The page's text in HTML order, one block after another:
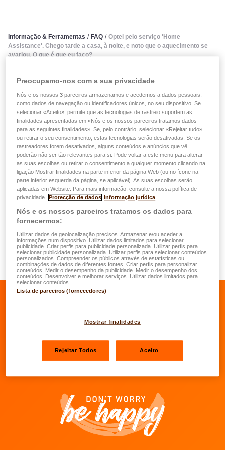
Informação & Ferramentas / FAQ / Optei pelo serviço 'Home
Assistance'. Chego tarde a casa, à noite, e noto que o aquecimento se
avariou. O que é que eu faço?
Optei pelo serviço 'Home
Assistance'. Chego tarde a
casa, à noite, e noto que o
aquecimento se avariou. O
que é que eu faço?
Em caso de emergência ou avaria, ligue para o número do
cartão de assistência que recebeu com o seu contrato. O
seu interlocutor pedir-lhe-á o seu número de contrato e
providenciará que lhe seja enviada ajuda profissional no
mais curto espaço de tempo possível. A garantia "Home
Assistance" é um serviço de assistência único que está à
sua disposição 24 horas por dia, 7 dias por semana.
Agentes
Contactos
Preocupamo-nos com a sua privacidade
Nós e os nossos3 parceiros armazenamos e acedemos a dados pessoais,
como dados de navegação ou identificadores únicos, no seu dispositivo. Se
selecionar «Aceito», permite que as tecnologias de rastreio suportem as
finalidades apresentadas em «Nós e os nossos parceiros tratamos dados
para as seguintes finalidades». Se, pelo contrário, selecionar «Rejeitar tudo»
ou retirar o seu consentimento, estas tecnologias serão desativadas. Se os
rastreadores forem desativados, alguns conteúdos e anúncios que vê
poderão não ser tão relevantes para si. Pode voltar a este menu para alterar
as suas escolhas ou retirar o consentimento a qualquer momento clicando na
ligação Mostrar finalidades na parte inferior da página Web (ou no ícone na
parte inferior esquerda da página, se aplicável). As suas escolhas serão
aplicadas em Website. Para mais informação, consulte a nossa política de
privacidade.
Protecção de dados Informação jurídica
Nós e os nossos parceiros tratamos os dados para
fornecermos:
Utilizar dados de geolocalização precisos. Armazenar e/ou aceder a
informações num dispositivo. Utilizar dados limitados para selecionar
publicidade. Criar perfis para publicidade personalizada. Utilizar perfis para
selecionar publicidade personalizada. Utilizar perfis para selecionar conteúdos
personalizados. Compreender os públicos através de estatísticas ou
combinações de dados de diferentes fontes. Criar perfis para personalizar
conteúdos. Medir o desempenho da publicidade. Medir o desempenho dos
conteúdos. Desenvolver e melhorar serviços. Utilizar dados limitados para
selecionar conteúdos.
Lista de parceiros (fornecedores)
Mostrar finalidades
Rejeitar Todos Aceito